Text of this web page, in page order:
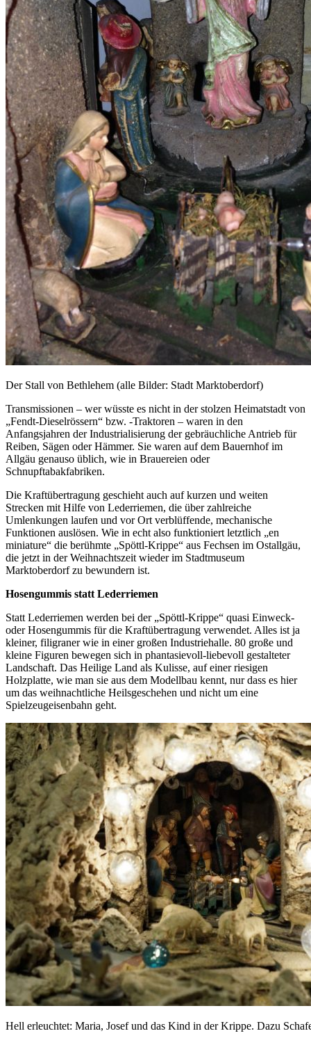
Der Stall von Bethlehem (alle Bilder: Stadt Marktoberdorf)
Transmissionen – wer wüsste es nicht in der stolzen Heimatstadt von
„Fendt-Dieselrössern“ bzw. -Traktoren – waren in den
Anfangsjahren der Industrialisierung der gebräuchliche Antrieb für
Reiben, Sägen oder Hämmer. Sie waren auf dem Bauernhof im
Allgäu genauso üblich, wie in Brauereien oder
Schnupftabakfabriken.
Die Kraftübertragung geschieht auch auf kurzen und weiten
Strecken mit Hilfe von Lederriemen, die über zahlreiche
Umlenkungen laufen und vor Ort verblüffende, mechanische
Funktionen auslösen. Wie in echt also funktioniert letztlich „en
miniature“ die berühmte „Spöttl-Krippe“ aus Fechsen im Ostallgäu,
die jetzt in der Weihnachtszeit wieder im Stadtmuseum
Marktoberdorf zu bewundern ist.
Hosengummis statt Lederriemen
Statt Lederriemen werden bei der „Spöttl-Krippe“ quasi Einweck-
oder Hosengummis für die Kraftübertragung verwendet. Alles ist ja
kleiner, filigraner wie in einer großen Industriehalle. 80 große und
kleine Figuren bewegen sich in phantasievoll-liebevoll gestalteter
Landschaft. Das Heilige Land als Kulisse, auf einer riesigen
Holzplatte, wie man sie aus dem Modellbau kennt, nur dass es hier
um das weihnachtliche Heilsgeschehen und nicht um eine
Spielzeugeisenbahn geht.
Hell erleuchtet: Maria, Josef und das Kind in der Krippe. Dazu